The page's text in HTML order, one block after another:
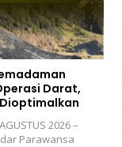
Darat,
2026 –
Parawansa